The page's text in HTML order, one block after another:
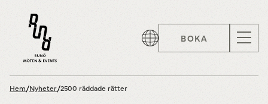
BOKA
Hem/Nyheter/2500 räddade rätter